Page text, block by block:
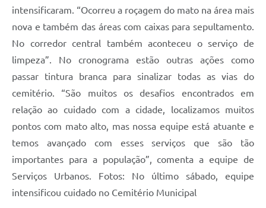
intensificaram. “Ocorreu a roçagem do mato na área mais
nova e também das áreas com caixas para sepultamento.
No corredor central também aconteceu o serviço de
limpeza”. No cronograma estão outras ações como
passar tintura branca para sinalizar todas as vias do
cemitério. “São muitos os desafios encontrados em
relação ao cuidado com a cidade, localizamos muitos
pontos com mato alto, mas nossa equipe está atuante e
temos avançado com esses serviços que são tão
importantes para a população”, comenta a equipe de
Serviços Urbanos. Fotos: No último sábado, equipe
intensificou cuidado no Cemitério Municipal